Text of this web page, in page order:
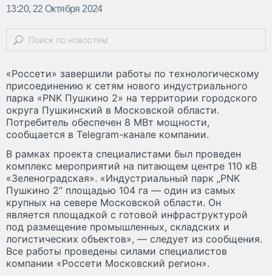
13:20, 22 Октября 2024
«Россети» завершили работы по технологическому
присоединению к сетям нового индустриального
парка «PNK Пушкино 2» на территории городского
округа Пушкинский в Московской области.
Потребитель обеспечен 8 МВт мощности,
сообщается в Telegram-канале компании.
В рамках проекта специалистами был проведен
комплекс мероприятий на питающем центре 110 кВ
«Зеленоградская». «Индустриальный парк „PNK
Пушкино 2“ площадью 104 га — один из самых
крупных на севере Московской области. Он
является площадкой с готовой инфраструктурой
под размещение промышленных, складских и
логистических объектов», — следует из сообщения.
Все работы проведены силами специалистов
компании «Россети Московский регион».